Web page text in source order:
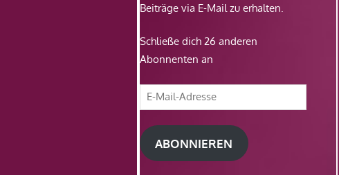
Beiträge via E-Mail zu erhalten.
Schließe dich 26 anderen
Abonnenten an
E-
Mail-
Adresse
ABONNIEREN